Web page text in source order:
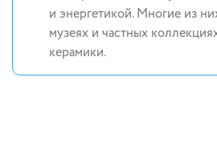
и энергетикой. Многие из
музеях и частных
керамики.